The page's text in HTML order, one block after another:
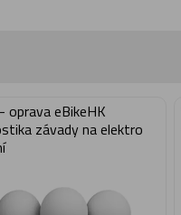
oprava eBikeHK
závady na elektro